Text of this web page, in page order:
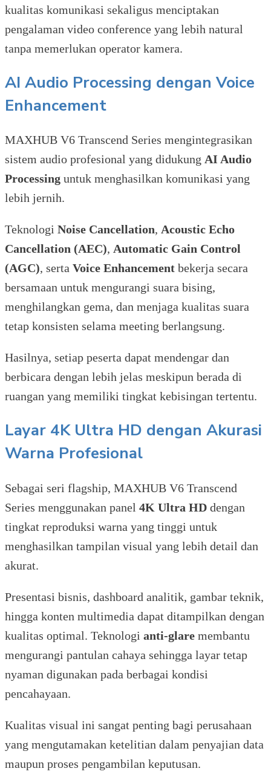
kualitas komunikasi sekaligus menciptakan
pengalaman video conference yang lebih natural
tanpa memerlukan operator kamera.
AI Audio Processing dengan Voice
Enhancement
MAXHUB V6 Transcend Series mengintegrasikan
sistem audio profesional yang didukung AI Audio
Processing untuk menghasilkan komunikasi yang
lebih jernih.
Teknologi Noise Cancellation, Acoustic Echo
Cancellation (AEC), Automatic Gain Control
(AGC), serta Voice Enhancement bekerja secara
bersamaan untuk mengurangi suara bising,
menghilangkan gema, dan menjaga kualitas suara
tetap konsisten selama meeting berlangsung.
Hasilnya, setiap peserta dapat mendengar dan
berbicara dengan lebih jelas meskipun berada di
ruangan yang memiliki tingkat kebisingan tertentu.
Layar 4K Ultra HD dengan Akurasi
Warna Profesional
Sebagai seri flagship, MAXHUB V6 Transcend
Series menggunakan panel 4K Ultra HD dengan
tingkat reproduksi warna yang tinggi untuk
menghasilkan tampilan visual yang lebih detail dan
akurat.
Presentasi bisnis, dashboard analitik, gambar teknik,
hingga konten multimedia dapat ditampilkan dengan
kualitas optimal. Teknologi anti-glare membantu
mengurangi pantulan cahaya sehingga layar tetap
nyaman digunakan pada berbagai kondisi
pencahayaan.
Kualitas visual ini sangat penting bagi perusahaan
yang mengutamakan ketelitian dalam penyajian data
maupun proses pengambilan keputusan.